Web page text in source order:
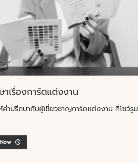
เรื่องการ์ดแต่งงาน
ำปรึกษากับผู้เชี่ยวชาญการ์ดแต่งงาน ที่โชว์รูม